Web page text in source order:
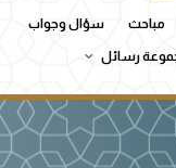
مباحث سؤال وجواب
رسائل